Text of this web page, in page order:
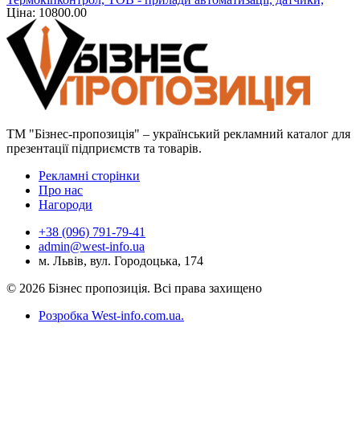
регулятори
Ціна: 10800.00
ТМ "Бізнес-пропозиція" – український рекламний каталог для
презентації підприємств та товарів.
Рекламні сторінки
Про нас
Нагороди
+38 (096) 791-79-41
admin@west-info.ua
м. Львів, вул. Городоцька, 174
© 2026 Бізнес пропозиція. Всі права захищено
Розробка West-info.com.ua.